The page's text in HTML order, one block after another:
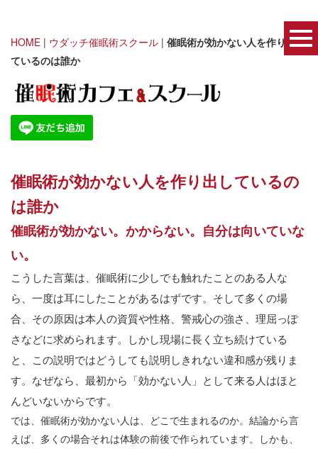
HOME | ウダッチ催眠術スクール | 催眠術が効かない人を作り出し
ているのは誰か
催眠術が効かない人を作り出しているの
は誰か
催眠術が効かない。かからない。自分は向いていな
い。
こうした言葉は、催眠術に少しでも触れたことのある人な
ら、一度は耳にしたことがあるはずです。そして多くの場
合、その原因は本人の資質や性格、警戒心の強さ、理屈っぽ
さなどに求められます。しかし現場に長く立ち続けている
と、この説明ではどうしても説明しきれない違和感が残りま
す。なぜなら、最初から「効かない人」として来る人はほと
んどいないからです。
では、催眠術が効かない人は、どこで生まれるのか。結論から言
えば、多くの場合それは体験の前後で作られています。しかも、